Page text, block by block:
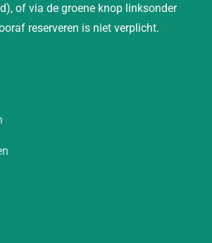
of via de groene knop linksonder
reserveren is niet verplicht.